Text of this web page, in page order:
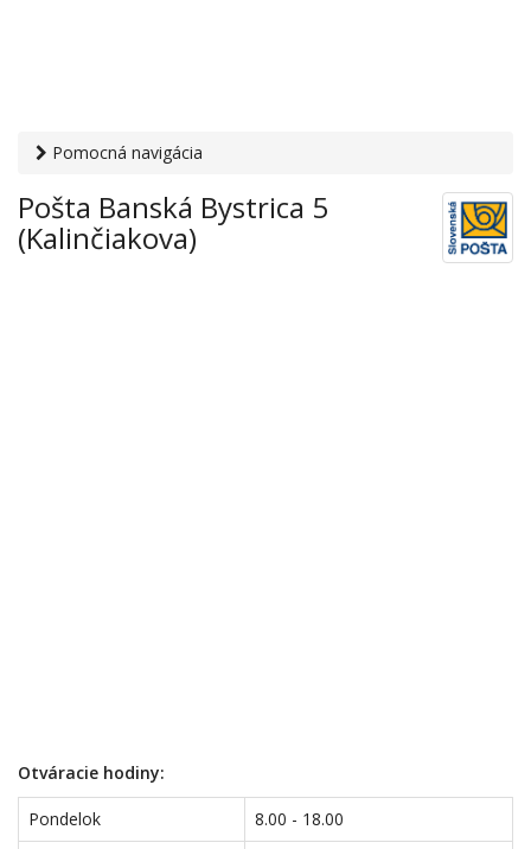
Pomocná navigácia
služby› Pošty› Pošta Banská Bystrica 5 (Kalinčiakova)
Pošta Banská Bystrica 5
(Kalinčiakova)
Otváracie hodiny:
Pondelok
8.00 - 18.00